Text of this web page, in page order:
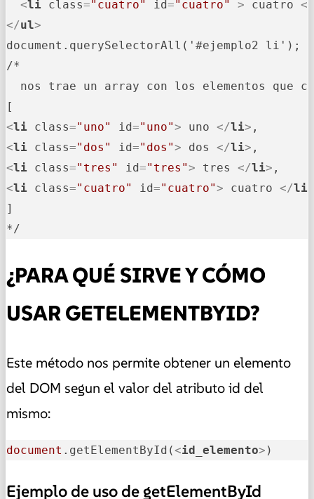
<li class="cuatro" id="cuatro" > cuatro </
</ul>
document.querySelectorAll('#ejemplo2 li');
/*
nos trae un array con los elementos que
<li class="uno" id="uno"> uno </li>
<li class="dos" id="dos"> dos </li>
<li class="tres" id="tres"> tres </li>
<li class="cuatro" id="cuatro"> cuatro </li
]
*/
¿PARA QUÉ SIRVE Y CÓMO
USAR GETELEMENTBYID?
Este método nos permite obtener un elemento
del DOM segun el valor del atributo id del
mismo:
document .getElementById(<id_elemento> )
Ejemplo de uso de getElementById